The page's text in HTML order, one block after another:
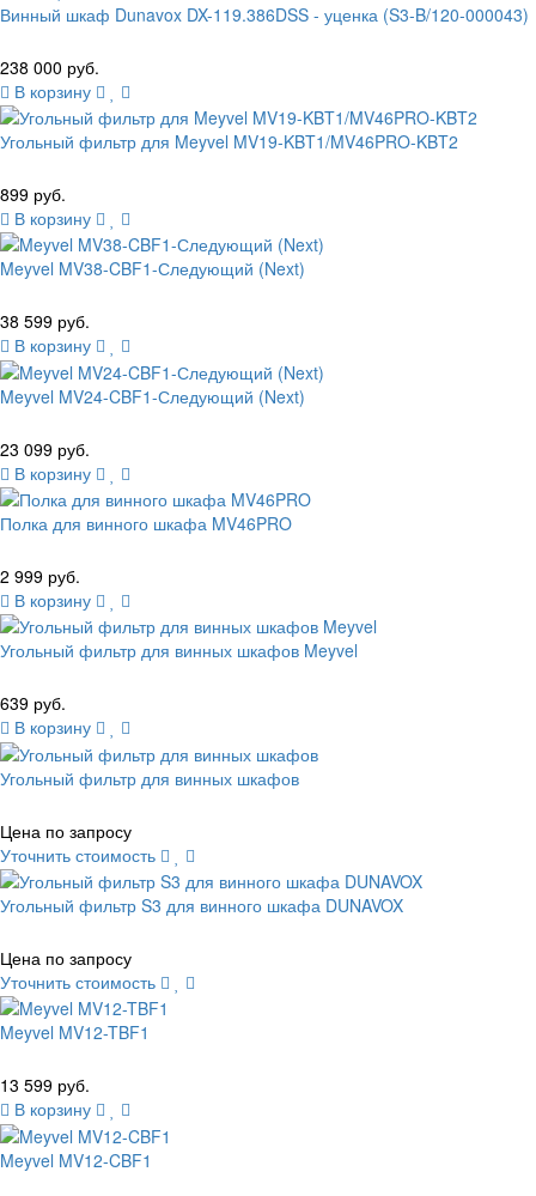
Винный шкаф Dunavox DX-119.386DSS - уценка (S3-B/120-000043)
238 000 руб.
В корзину
Угольный фильтр для Meyvel MV19-KBT1/MV46PRO-KBT2
899 руб.
В корзину
Meyvel MV38-CBF1-Следующий (Next)
38 599 руб.
В корзину
Meyvel MV24-CBF1-Следующий (Next)
23 099 руб.
В корзину
Полка для винного шкафа MV46PRO
2 999 руб.
В корзину
Угольный фильтр для винных шкафов Meyvel
639 руб.
В корзину
Угольный фильтр для винных шкафов
Цена по запросу
Уточнить стоимость
Угольный фильтр S3 для винного шкафа DUNAVOX
Цена по запросу
Уточнить стоимость
Meyvel MV12-TBF1
13 599 руб.
В корзину
Meyvel MV12-CBF1